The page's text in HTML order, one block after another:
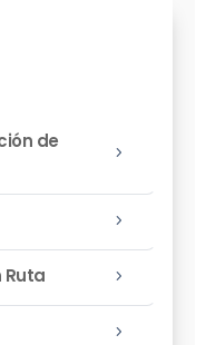
5
de
5
5
Ruta
5